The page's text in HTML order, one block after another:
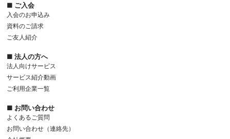
■ ご入会
入会のお申込み
資料のご請求
ご友人紹介
■ 法人の方へ
法人向けサービス
サービス紹介動画
ご利用企業一覧
■ お問い合わせ
よくあるご質問
お問い合わせ（連絡先）